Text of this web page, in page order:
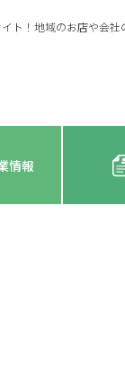
ト！地域のお店や会
情報